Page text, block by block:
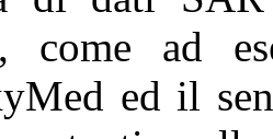
come ad
ed il